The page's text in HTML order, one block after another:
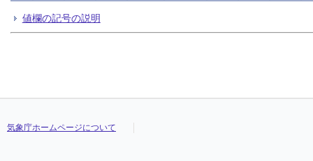
値欄の記号の説明
気象庁ホームページについて